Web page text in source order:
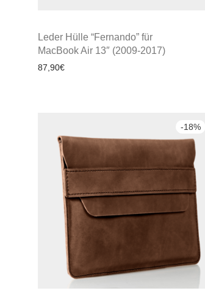
Leder Hülle “Fernando” für
MacBook Air 13″ (2009-2017)
87,90€
-18%